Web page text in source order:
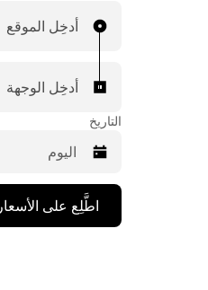
أدخِل الموقع
أدخِل الوجهة
التاريخ
اضغط
على
مفتاح
اطَّلِع على الأسعار